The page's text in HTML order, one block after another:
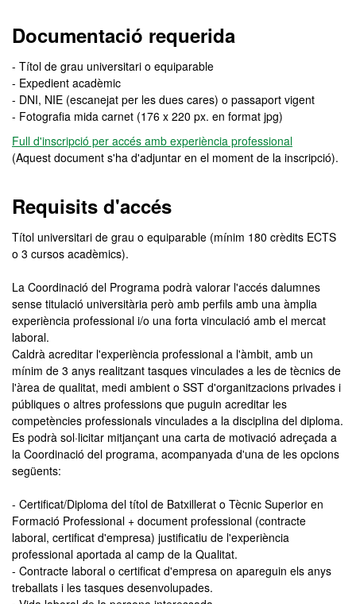
Documentació requerida
- Títol de grau universitari o equiparable
- Expedient acadèmic
- DNI, NIE (escanejat per les dues cares) o passaport vigent
- Fotografia mida carnet (176 x 220 px. en format jpg)
Full d'inscripció per accés amb experiència professional
(Aquest document s'ha d'adjuntar en el moment de la inscripció).
Requisits d'accés
Títol universitari de grau o equiparable (mínim 180 crèdits ECTS
o 3 cursos acadèmics).
La Coordinació del Programa podrà valorar l'accés dalumnes
sense titulació universitària però amb perfils amb una àmplia
experiència professional i/o una forta vinculació amb el mercat
laboral.
Caldrà acreditar l'experiència professional a l'àmbit, amb un
mínim de 3 anys realitzant tasques vinculades a les de tècnics de
l'àrea de qualitat, medi ambient o SST d'organitzacions privades i
públiques o altres professions que puguin acreditar les
competències professionals vinculades a la disciplina del diploma.
Es podrà sol·licitar mitjançant una carta de motivació adreçada a
la Coordinació del programa, acompanyada d'una de les opcions
següents:
- Certificat/Diploma del títol de Batxillerat o Tècnic Superior en
Formació Professional + document professional (contracte
laboral, certificat d'empresa) justificatiu de l'experiència
professional aportada al camp de la Qualitat.
- Contracte laboral o certificat d'empresa on apareguin els anys
treballats i les tasques desenvolupades.